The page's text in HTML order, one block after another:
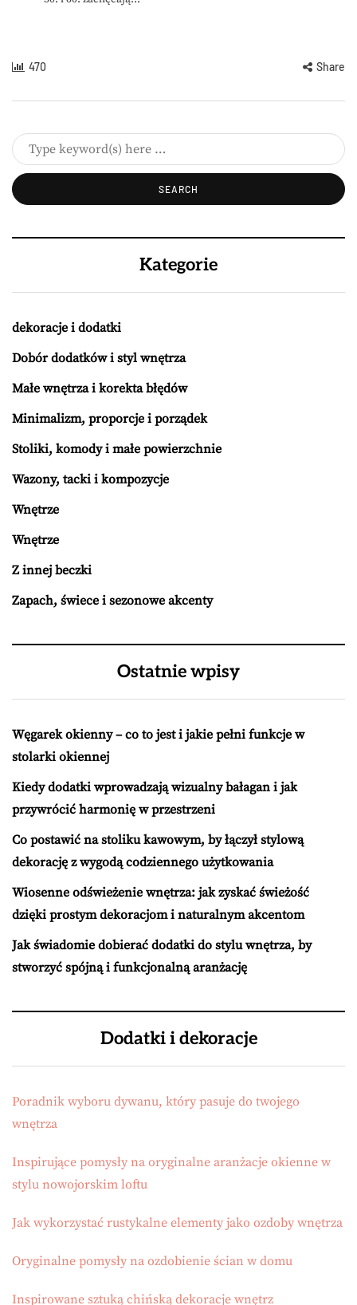
470 Share
Kategorie
dekoracje i dodatki
Dobór dodatków i styl wnętrza
Małe wnętrza i korekta błędów
Minimalizm, proporcje i porządek
Stoliki, komody i małe powierzchnie
Wazony, tacki i kompozycje
Wnętrze
Wnętrze
Z innej beczki
Zapach, świece i sezonowe akcenty
Ostatnie wpisy
Węgarek okienny – co to jest i jakie pełni funkcje w
stolarki okiennej
Kiedy dodatki wprowadzają wizualny bałagan i jak
przywrócić harmonię w przestrzeni
Co postawić na stoliku kawowym, by łączył stylową
dekorację z wygodą codziennego użytkowania
Wiosenne odświeżenie wnętrza: jak zyskać świeżość
dzięki prostym dekoracjom i naturalnym akcentom
Jak świadomie dobierać dodatki do stylu wnętrza, by
stworzyć spójną i funkcjonalną aranżację
Dodatki i dekoracje
Poradnik wyboru dywanu, który pasuje do twojego
wnętrza
Inspirujące pomysły na oryginalne aranżacje okienne w
stylu nowojorskim loftu
Jak wykorzystać rustykalne elementy jako ozdoby wnętrza
Oryginalne pomysły na ozdobienie ścian w domu
Inspirowane sztuką chińską dekoracje wnętrz